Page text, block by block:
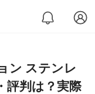
ン ステンレ
評判は？実際